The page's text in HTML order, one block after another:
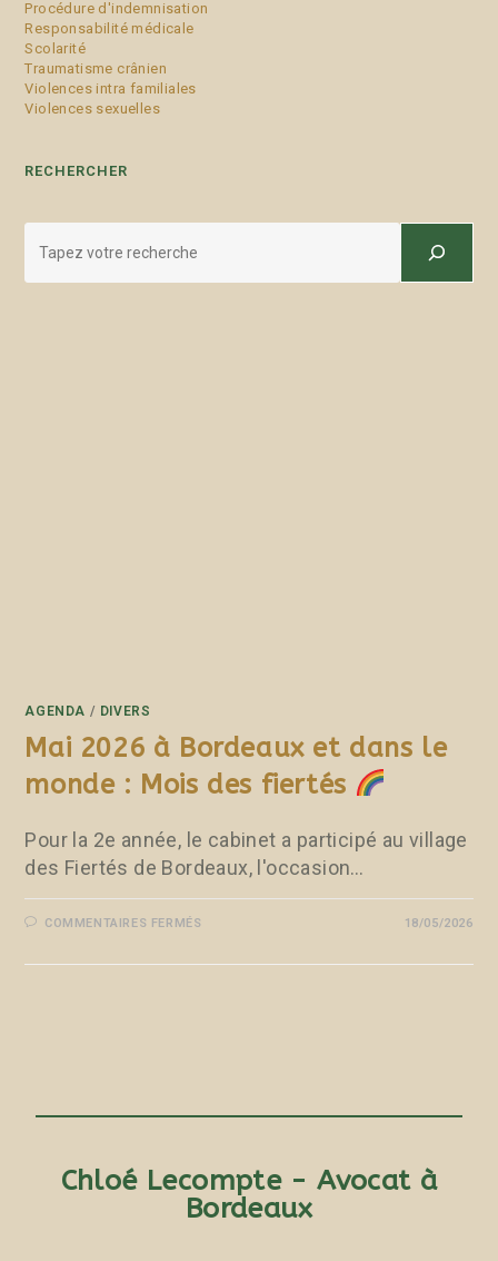
Procédure d'indemnisation
Responsabilité médicale
Scolarité
Traumatisme crânien
Violences intra familiales
Violences sexuelles
RECHERCHER
AGENDA / DIVERS
Mai 2026 à Bordeaux et dans le
monde : Mois des fiertés
Pour la 2e année, le cabinet a participé au village
des Fiertés de Bordeaux, l'occasion…
COMMENTAIRES FERMÉS 18/05/2026
Chloé Lecompte - Avocat à
Bordeaux